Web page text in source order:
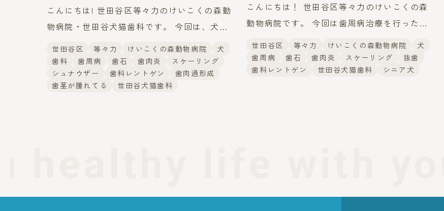
こんにちは! 世田谷区等々力のけいこくの森動
物病院・世田谷犬猫歯科です。 今回は、犬の
歯科処置症例の紹介です。 症例 今回の症例
は、5歳のミニチュアシュナウザーさん。 歯肉
世田谷区 等々力 けいこくの森動物病院
犬
歯科
歯周病 歯石 歯肉炎
スケーリング
シュナウザー
歯科レントゲン
歯肉過形成
歯茎が腫れてる
世田谷犬猫歯科
こんにちは！ 世田谷区等々力のけいこくの森
動物病院です。 今回は歯周病治療を行ったト
イプードルさんのご紹介です。 症例 今回は11
歳のトイプードルさん。 歯磨きを毎日行って
い
世田谷区 等々力 けいこくの森動物病院
犬
歯周病
歯石 歯肉炎 スケーリング
抜歯
歯科レントゲン
世田谷犬猫歯科 シニア犬